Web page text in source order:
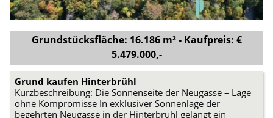
Grundstücksfläche: 16.186 m² - Kaufpreis: €
5.479.000,-
Grund kaufen Hinterbrühl
Kurzbeschreibung: Die Sonnenseite der Neugasse – Lage
ohne Kompromisse In exklusiver Sonnenlage der
begehrten Neugasse in der Hinterbrühl gelangt ein